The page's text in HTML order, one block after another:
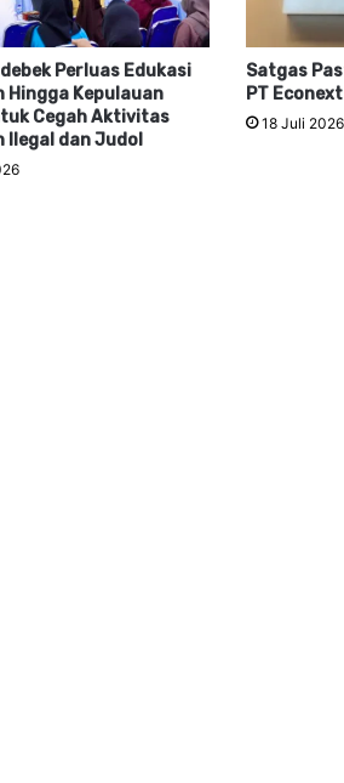
Perluas Edukasi
Hingga Kepulauan
Cegah Aktivitas
Ilegal dan Judol
Satgas
PT
18 Juli 2026